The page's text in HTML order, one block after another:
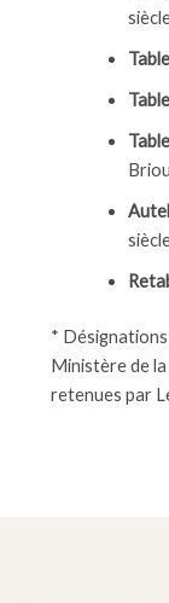
*
Ministère de
retenues par